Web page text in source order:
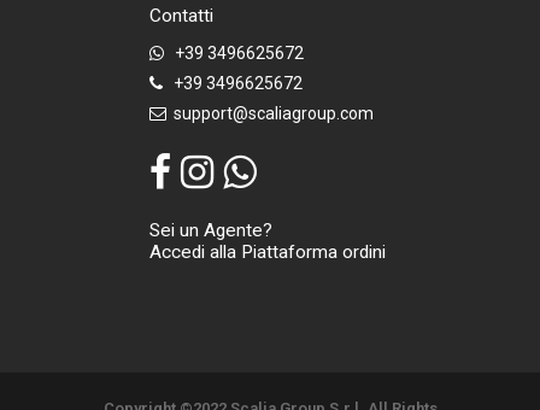
Contatti
+39 3496625672
+39 3496625672
support@scaliagroup.com
Sei un Agente?
Accedi alla Piattaforma ordini